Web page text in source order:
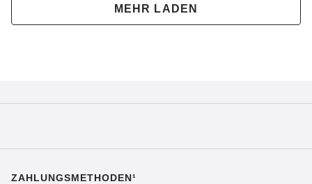
MEHR LADEN
ZAHLUNGSMETHODEN¹